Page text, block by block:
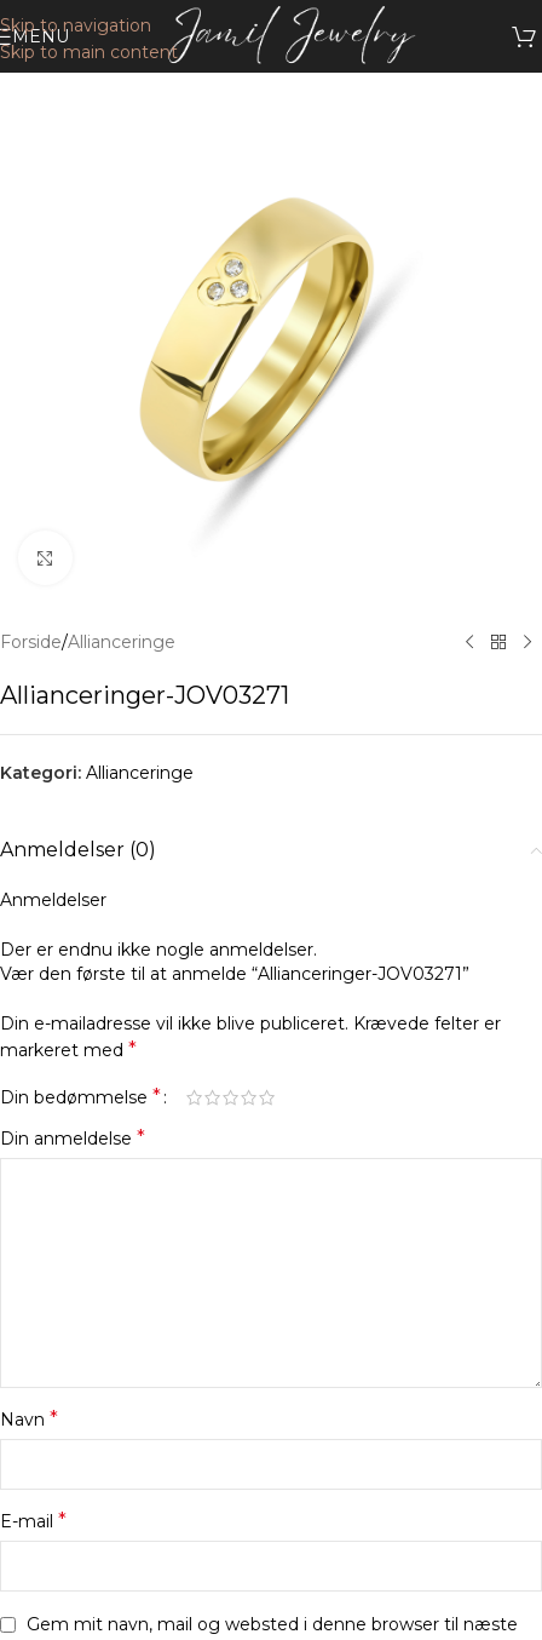
Skip to navigation
Skip to main content
MENU
Forside/Allianceringe
Allianceringer-JOV03271
Kategori: Allianceringe
Anmeldelser (0)
Anmeldelser
Der er endnu ikke nogle anmeldelser.
Vær den første til at anmelde “Allianceringer-JOV03271”
Din e-mailadresse vil ikke blive publiceret. Krævede felter er
markeret med *
Din bedømmelse *
Din anmeldelse *
Navn *
E-mail *
Gem mit navn, mail og websted i denne browser til næste